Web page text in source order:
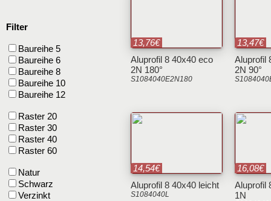
Aluprofil 8 40x40 eco
2N 180°
S1084040E2N180
13,76€
Aluprofil
2N 90°
13,47€
Aluprofil 8 40x40 leicht
S1084040L
14,54€
Aluprofil
1N
16,08€
Filter
Baureihe 5
Baureihe 6
Baureihe 8
Baureihe 10
Baureihe 12
Raster 20
Raster 30
Raster 40
Raster 60
Natur
Schwarz
Verzinkt